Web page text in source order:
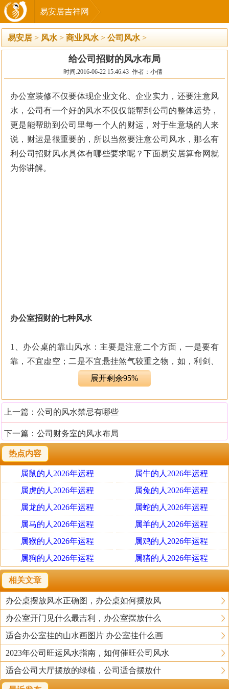
易安居吉祥网
易安居 > 风水 > 商业风水 > 公司风水 >
给公司招财的风水布局
时间:2016-06-22 15:46:43 作者：小倩
办公室装修不仅要体现企业文化、企业实力，还要注意风
水，公司有一个好的风水不仅仅能帮到公司的整体运势，
更是能帮助到公司里每一个人的财运，对于生意场的人来
说，财运是很重要的，所以当然要注意公司风水，那么有
利公司招财风水具体有哪些要求呢？下面易安居算命网就
为你讲解。
办公室招财的七种风水
1、办公桌的靠山风水：主要是注意二个方面，一是要有
靠，不宜虚空；二是不宜悬挂煞气较重之物，如，利剑、
九龙图等。虚空轻则易染风寒，重则易患中风；悬挂利剑
故易生伤灾。
2、办公桌的位置风水：办公桌的位置一般摆放在办公室贴
近财位处的地方，办公桌在办公室中的布局一般要遵循左
青龙、右白虎、前朱雀、后玄武的原则，即前面宽敞、后
面坚实、左边高大、右边通畅。办公桌失位，主要影响宅
主的心脏功能和大脑功能。
3、办公室的饰品风水：办公室中一定要谨摆古玩饰品以及
风水化煞用品，包括麒麟、貔貅、蟾蜍、鱼缸等。古玩饰
品历史太久，主太过之阴，易让人产生幻觉及灵异之事；
至于麒麟、貔貅、蟾蜍、鱼缸等之物其实是具有二面性
的，用之得当则利己，用之不当则有可能害己的，故若有
相关需要，最好是请专业风水指导摆放。
4、办公室的门窗风水：主要注意三点，其一、办公室的门
不宜正对窗户；其二、办公室除了正门之外若另外有门，
既不宜门与门正对，也不宜门与门在对角线的方位；其
三、不宜开落地窗。否则，易造成办公室内生气不聚，宅
主身心疲惫、精神恍惚、易出差错。
展开剩余95%
上一篇： 公司的风水禁忌有哪些
下一篇： 公司财务室的风水布局
热点内容
属鼠的人2026年运程
属牛的人2026年运程
属虎的人2026年运程
属兔的人2026年运程
属龙的人2026年运程
属蛇的人2026年运程
属马的人2026年运程
属羊的人2026年运程
属猴的人2026年运程
属鸡的人2026年运程
属狗的人2026年运程
属猪的人2026年运程
相关文章
办公桌摆放风水正确图，办公桌如何摆放风
办公室开门见什么最吉利，办公室摆放什么
适合办公室挂的山水画图片 办公室挂什么画
2023年公司旺运风水指南，如何催旺公司风水
适合公司大厅摆放的绿植，公司适合摆放什